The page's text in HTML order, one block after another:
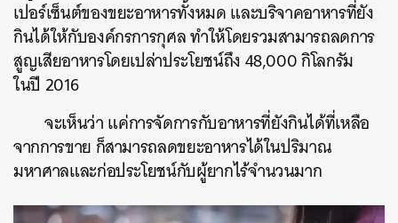
เปอร์เซ็นต์ของขยะอาหารทั้งหมด และบริจาคอาหารที่ยัง
กินได้ให้กับองค์กรการกุศล ทำให้โดยรวมสามารถลดการ
สูญเสียอาหารโดยเปล่าประโยชน์ถึง 48,000 กิโลกรัม
ในปี 2016
จะเห็นว่า แค่การจัดการกับอาหารที่ยังกินได้ที่เหลือ
จากการขาย ก็สามารถลดขยะอาหารได้ในปริมาณ
มหาศาลและก่อประโยชน์กับผู้ยากไร้จำนวนมาก